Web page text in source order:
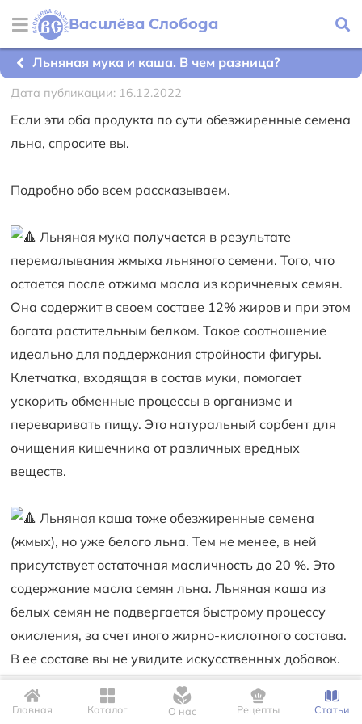
Василёва Слобода
Льняная мука и каша. В чем разница?
Дата публикации: 16.12.2022
Если эти оба продукта по сути обезжиренные семена
льна, спросите вы.
Подробно обо всем рассказываем.
Льняная мука получается в результате
перемалывания жмыха льняного семени. Того, что
остается после отжима масла из коричневых семян.
Она содержит в своем составе 12% жиров и при этом
богата растительным белком. Такое соотношение
идеально для поддержания стройности фигуры.
Клетчатка, входящая в состав муки, помогает
ускорить обменные процессы в организме и
переваривать пищу. Это натуральный сорбент для
очищения кишечника от различных вредных
веществ.
Льняная каша тоже обезжиренные семена
(жмых), но уже белого льна. Тем не менее, в ней
присутствует остаточная масличность до 20 %. Это
содержание масла семян льна. Льняная каша из
белых семян не подвергается быстрому процессу
окисления, за счет иного жирно-кислотного состава.
В ее составе вы не увидите искусственных добавок.
Только натуральный вкус льна. Такой, каким его
создала природа.
Главная Каталог О нас Рецепты Статьи
Для корректной работы сайта мы используем файлы Cookie. Это
позволяет нам запомнить Ваши настройки и предпочтения.